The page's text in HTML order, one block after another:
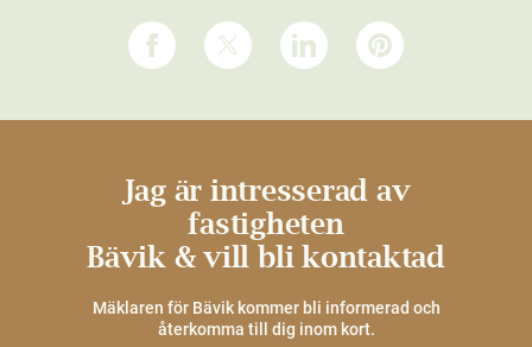
Jag är intresserad av
fastigheten
Bävik & vill bli kontaktad
Mäklaren för Bävik kommer bli informerad och
återkomma till dig inom kort.